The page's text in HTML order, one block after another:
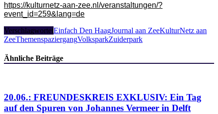
https://kulturnetz-aan-zee.nl/veranstaltungen/?
event_id=259&lang=de
VerschlagwortetEinfach Den HaagJournal aan ZeeKulturNetz aan
ZeeThemenspaziergangVolksparkZuiderpark
Ähnliche Beiträge
20.06.: FREUNDESKREIS EXKLUSIV: Ein Tag
auf den Spuren von Johannes Vermeer in Delft